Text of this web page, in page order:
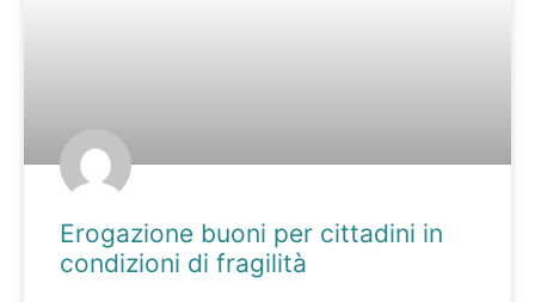
Erogazione buoni per cittadini in
condizioni di fragilità